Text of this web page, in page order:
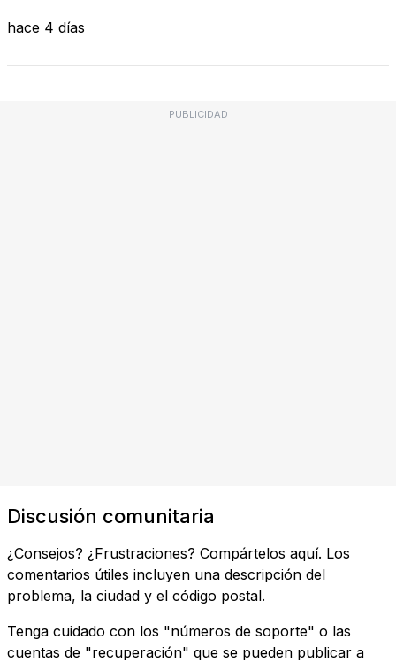
hace 4 días
PUBLICIDAD
Discusión comunitaria
¿Consejos? ¿Frustraciones? Compártelos aquí. Los
comentarios útiles incluyen una descripción del
problema, la ciudad y el código postal.
Tenga cuidado con los "números de soporte" o las
cuentas de "recuperación" que se pueden publicar a